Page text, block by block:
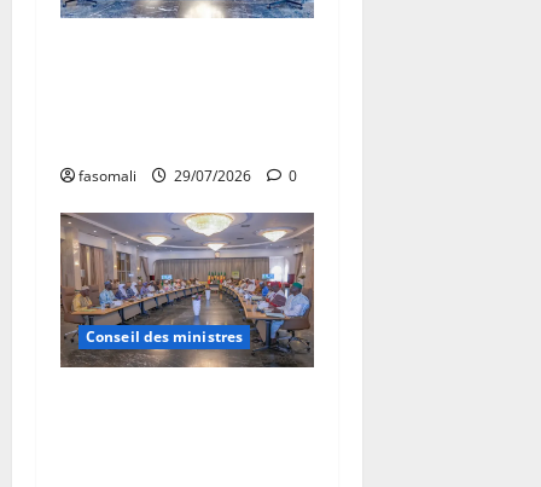
fasomali 29/07/2026 0
Conseil des ministres